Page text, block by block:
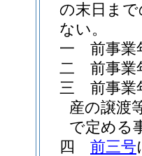
の末日ま
ない。
一
前事業
二
前事業
三
前事業
産の譲渡
で定める
四
前三号